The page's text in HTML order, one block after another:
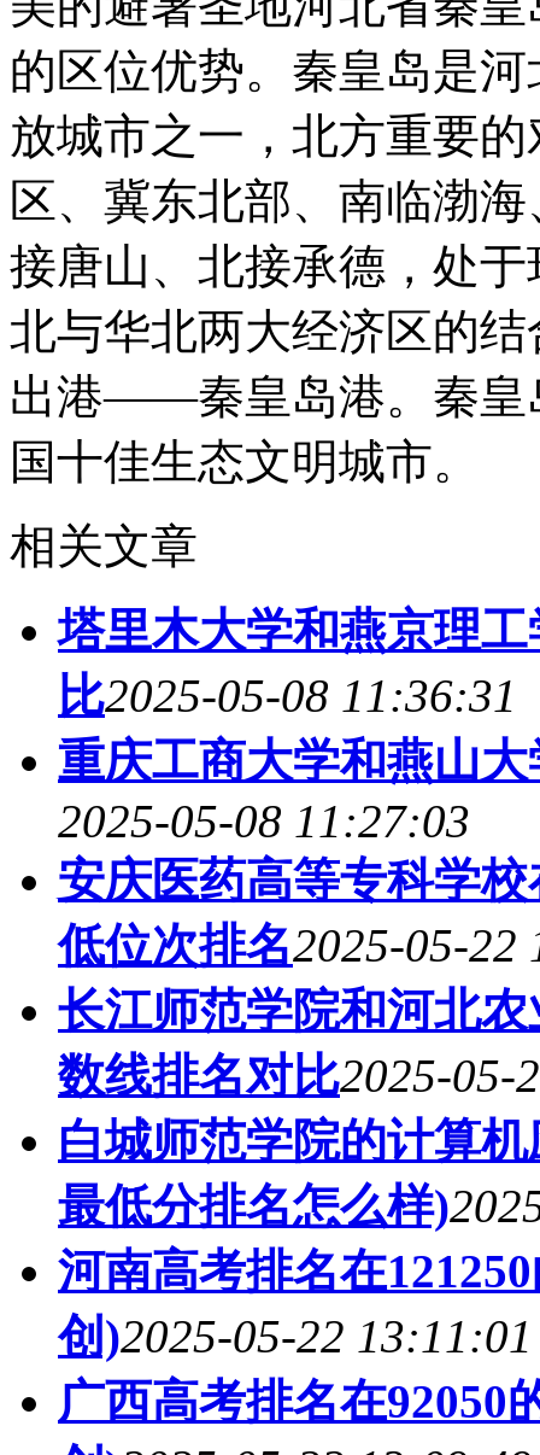
的区位优势。秦皇岛是
放城市之一，北方重要
区、冀东北部、南临渤
接唐山、北接承德，处
北与华北两大经济区的
出港——秦皇岛港。秦皇
国十佳生态文明城市。
相关文章
塔里木大学和燕京理
比2025-05-08 11:36:31
重庆工商大学和燕山
2025-05-08 11:27:03
安庆医药高等专科学
低位次排名2025-05-22
长江师范学院和河北
数线排名对比2025-05-
白城师范学院的计算
最低分排名怎么样)
河南高考排名在
创)2025-05-22 13:11:01
广西高考排名在92050